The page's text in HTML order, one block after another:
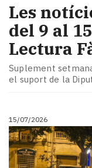
Les
del 9 al
Lectura
Suplement
el suport de la
15/07/2026